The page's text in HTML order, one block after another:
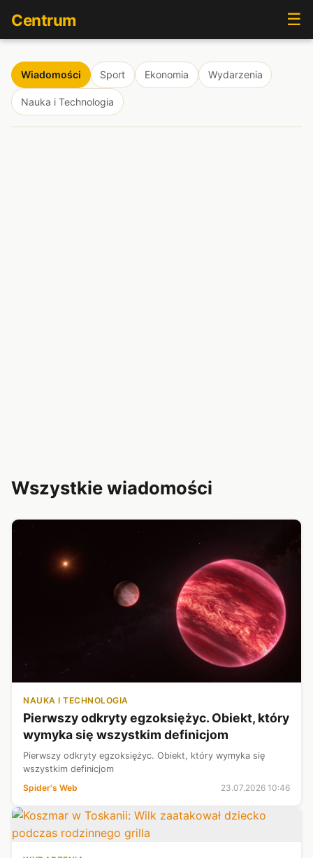
Centrum ☰
Wiadomości Sport Ekonomia Wydarzenia
Nauka i Technologia
Wszystkie wiadomości
NAUKA I TECHNOLOGIA
Pierwszy odkryty egzoksiężyc. Obiekt, który
wymyka się wszystkim definicjom
Pierwszy odkryty egzoksiężyc. Obiekt, który wymyka się
wszystkim definicjom
Spider's Web
23.07.2026 10:46